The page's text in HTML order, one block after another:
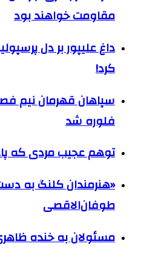
مقاومت خواهند بود
داغ علیپور بر دل
کرد!
سپاهان قهرمان نیم
فلوره شد
توهم عجیب مردی که
«هنرمندان کلنگ به
طوفان‌الاقصی
مسئولان به خنده